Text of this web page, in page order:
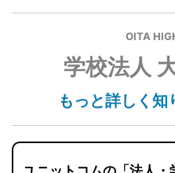
OITA
学校法人
もっと詳しく知